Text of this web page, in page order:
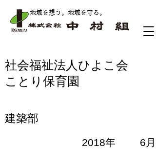
地域を想う。地域を守る 。
社会福祉法人ひよこ会
ことり保育園
建築部
2018年 6月